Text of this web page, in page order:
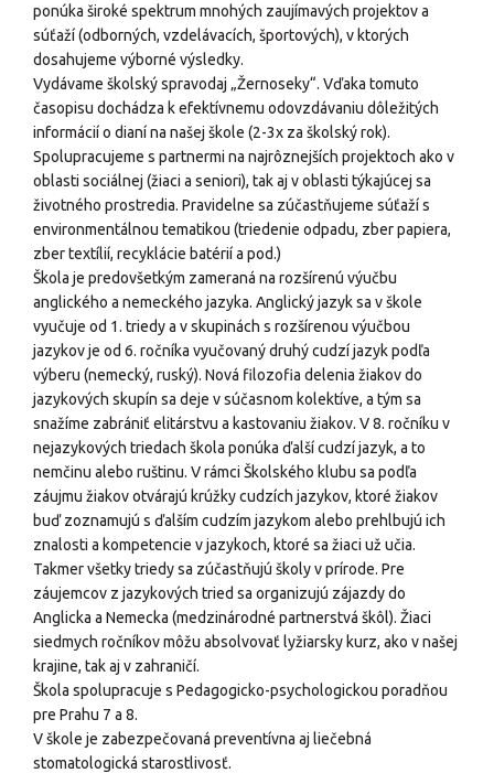
ponúka široké spektrum mnohých zaujímavých projektov a
súťaží (odborných, vzdelávacích, športových), v ktorých
dosahujeme výborné výsledky.
Vydávame školský spravodaj „Žernoseky“. Vďaka tomuto
časopisu dochádza k efektívnemu odovzdávaniu dôležitých
informácií o dianí na našej škole (2-3x za školský rok).
Spolupracujeme s partnermi na najrôznejších projektoch ako v
oblasti sociálnej (žiaci a seniori), tak aj v oblasti týkajúcej sa
životného prostredia. Pravidelne sa zúčastňujeme súťaží s
environmentálnou tematikou (triedenie odpadu, zber papiera,
zber textílií, recyklácie batérií a pod.)
Škola je predovšetkým zameraná na rozšírenú výučbu
anglického a nemeckého jazyka. Anglický jazyk sa v škole
vyučuje od 1. triedy a v skupinách s rozšírenou výučbou
jazykov je od 6. ročníka vyučovaný druhý cudzí jazyk podľa
výberu (nemecký, ruský). Nová filozofia delenia žiakov do
jazykových skupín sa deje v súčasnom kolektíve, a tým sa
snažíme zabrániť elitárstvu a kastovaniu žiakov. V 8. ročníku v
nejazykových triedach škola ponúka ďalší cudzí jazyk, a to
nemčinu alebo ruštinu. V rámci Školského klubu sa podľa
záujmu žiakov otvárajú krúžky cudzích jazykov, ktoré žiakov
buď zoznamujú s ďalším cudzím jazykom alebo prehlbujú ich
znalosti a kompetencie v jazykoch, ktoré sa žiaci už učia.
Takmer všetky triedy sa zúčastňujú školy v prírode. Pre
záujemcov z jazykových tried sa organizujú zájazdy do
Anglicka a Nemecka (medzinárodné partnerstvá škôl). Žiaci
siedmych ročníkov môžu absolvovať lyžiarsky kurz, ako v našej
krajine, tak aj v zahraničí.
Škola spolupracuje s Pedagogicko-psychologickou poradňou
pre Prahu 7 a 8.
V škole je zabezpečovaná preventívna aj liečebná
stomatologická starostlivosť.